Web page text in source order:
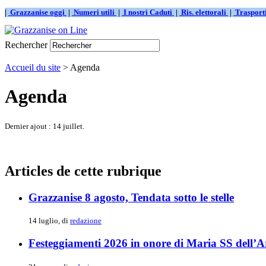
| Grazzanise oggi | Numeri utili | I nostri Caduti | Ris. elettorali |
Rechercher
Accueil du site > Agenda
Agenda
Dernier ajout : 14 juillet.
Articles de cette rubrique
Grazzanise 8 agosto, Tendata sotto le stelle
14 luglio, di redazione
Festeggiamenti 2026 in onore di Maria SS